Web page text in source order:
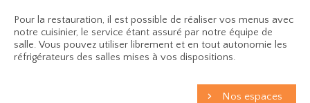
Pour la restauration, il est possible de réaliser vos menus avec
notre cuisinier, le service étant assuré par notre équipe de
salle. Vous pouvez utiliser librement et en tout autonomie les
réfrigérateurs des salles mises à vos dispositions.
Nos espaces